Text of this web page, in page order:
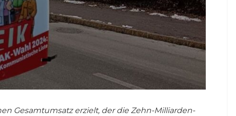
Gesamtumsatz erzielt, der die Zehn-Milliarden-